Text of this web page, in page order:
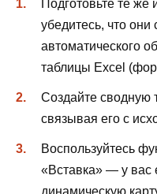
Подготовьте те
убедитесь, что они
автоматического
таблицы Excel
Создайте сводную
связывая его с
Воспользуйтесь
«Вставка» — у вас
динамическую